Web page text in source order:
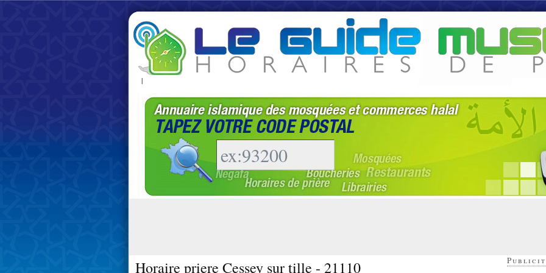
|
Horaire priere Cessey sur tille - 21110